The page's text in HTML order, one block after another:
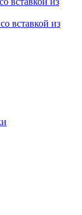
вставкой из